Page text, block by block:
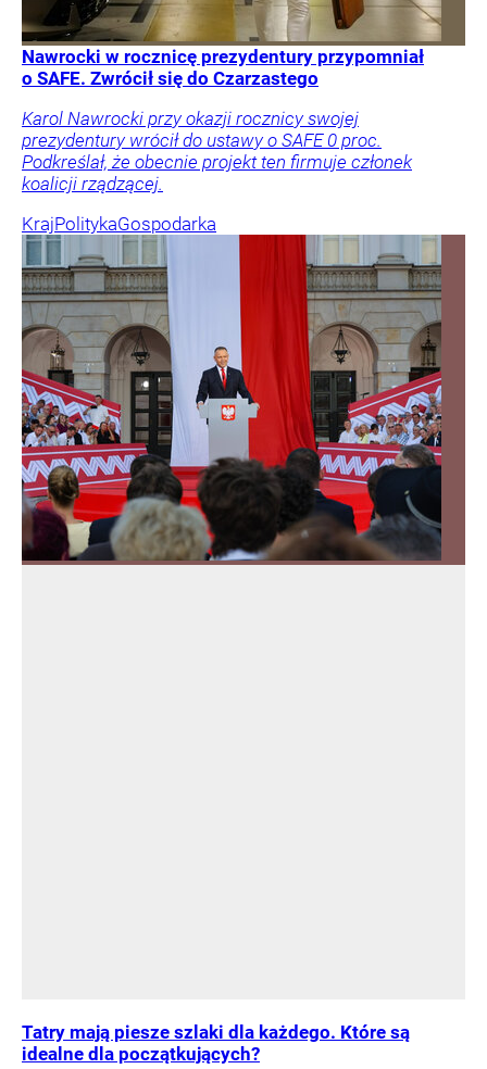
Nawrocki w rocznicę prezydentury przypomniał
o SAFE. Zwrócił się do Czarzastego
Karol Nawrocki przy okazji rocznicy swojej
prezydentury wrócił do ustawy o SAFE 0 proc.
Podkreślał, że obecnie projekt ten firmuje członek
koalicji rządzącej.
KrajPolitykaGospodarka
Tatry mają piesze szlaki dla każdego. Które są
idealne dla początkujących?